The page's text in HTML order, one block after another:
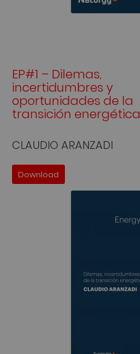
EP#1 – Dilemas,
incertidumbres y
oportunidades de la
transición energética
CLAUDIO ARANZADI
Download